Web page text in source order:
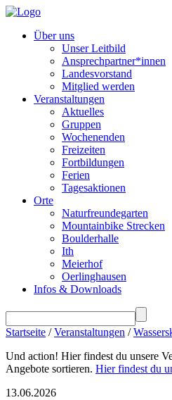
Über uns
Unser Leitbild
Ansprechpartner*innen
Landesvorstand
Mitglied werden
Veranstaltungen
Aktuelles
Gruppen
Wochenenden
Freizeiten
Fortbildungen
Ferien
Tagesaktionen
Orte
Naturfreundegarten
Mountainbike Strecken
Boulderhalle
Ith
Meierhof
Oerlinghausen
Infos & Downloads
Startseite /Veranstaltungen /
Und action! Hier findest du unsere
Angebote sortieren. Hier findest du
13.06.2026